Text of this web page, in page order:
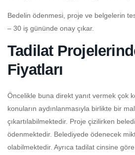
Bedelin ödenmesi, proje ve belgelerin
– 30 iş gününde onay çıkar.
Tadilat
Fiyatları
Öncelikle buna direkt yanıt vermek çok
konuların aydınlanmasıyla birlikte bir
çıkartılabilmektedir. Proje çizilirken
ödenmektedir. Belediyede ödenecek
olabilmektedir. Ayrıca tadilat cinsine